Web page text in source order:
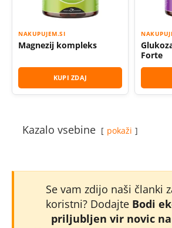
NAKUPUJEM.SI
Magnezij kompleks
KUPI ZDAJ
Forte
Kazalo vsebine pokaži
Se vam zdijo naši članki
koristni? Dodajte Bodi
priljubljen vir novic na